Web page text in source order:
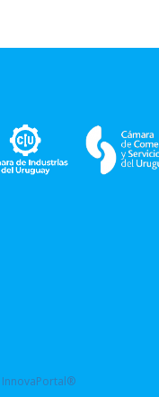
InnovaPortal®